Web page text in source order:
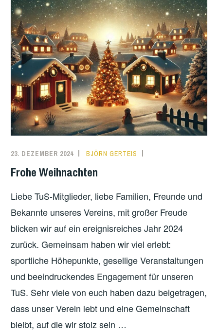
23. DEZEMBER 2024 BJÖRN GERTEIS
Frohe Weihnachten
Liebe TuS-Mitglieder, liebe Familien, Freunde und
Bekannte unseres Vereins, mit großer Freude
blicken wir auf ein ereignisreiches Jahr 2024
zurück. Gemeinsam haben wir viel erlebt:
sportliche Höhepunkte, gesellige Veranstaltungen
und beeindruckendes Engagement für unseren
TuS. Sehr viele von euch haben dazu beigetragen,
dass unser Verein lebt und eine Gemeinschaft
bleibt, auf die wir stolz sein …